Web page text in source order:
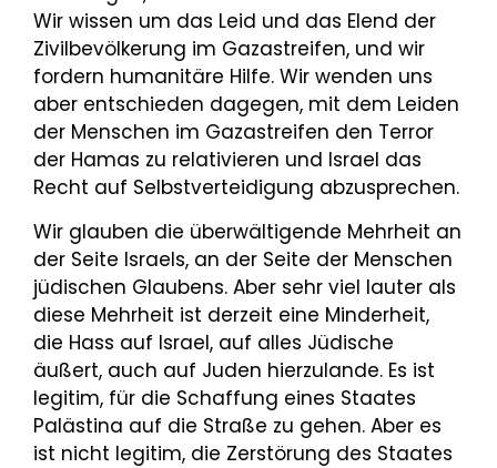
Wir wissen um das Leid und das Elend der
Zivilbevölkerung im Gazastreifen, und wir
fordern humanitäre Hilfe. Wir wenden uns
aber entschieden dagegen, mit dem Leiden
der Menschen im Gazastreifen den Terror
der Hamas zu relativieren und Israel das
Recht auf Selbstverteidigung abzusprechen.
Wir glauben die überwältigende Mehrheit an
der Seite Israels, an der Seite der Menschen
jüdischen Glaubens. Aber sehr viel lauter als
diese Mehrheit ist derzeit eine Minderheit,
die Hass auf Israel, auf alles Jüdische
äußert, auch auf Juden hierzulande. Es ist
legitim, für die Schaffung eines Staates
Palästina auf die Straße zu gehen. Aber es
ist nicht legitim, die Zerstörung des Staates